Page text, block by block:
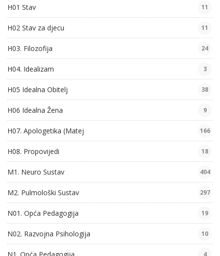
H01 Stav 11
H02 Stav za djecu 11
H03. Filozofija 24
H04. Idealizam 3
H05 Idealna Obitelj 38
H06 Idealna Žena 9
H07. Apologetika (Matej 166
H08. Propovijedi 18
M1. Neuro Sustav 404
M2. Pulmološki Sustav 297
N01. Opća Pedagogija 19
N02. Razvojna Psihologija 10
4